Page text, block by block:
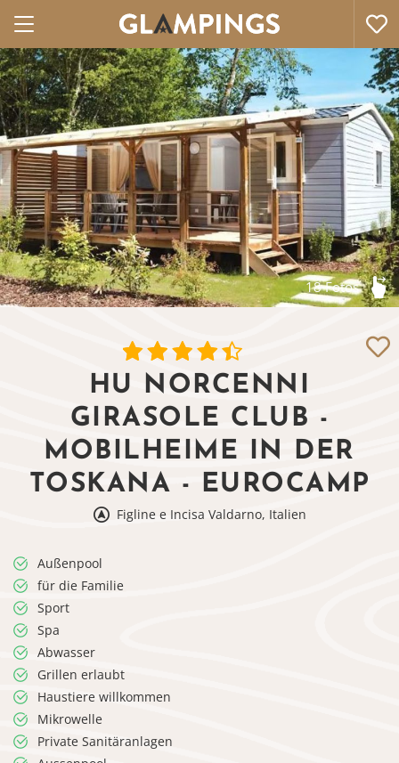
18 Fotos
HU NORCENNI
GIRASOLE CLUB -
MOBILHEIME IN DER
TOSKANA - EUROCAMP
Figline e Incisa Valdarno, Italien
Außenpool
für die Familie
Sport
Spa
Abwasser
Grillen erlaubt
Haustiere willkommen
Mikrowelle
Private Sanitäranlagen